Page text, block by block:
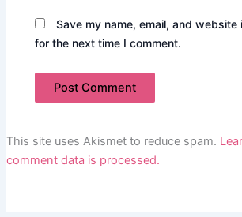
Save my name, email, and
for the next time I comment.
This site uses Akismet to reduce spam.
comment data is processed.